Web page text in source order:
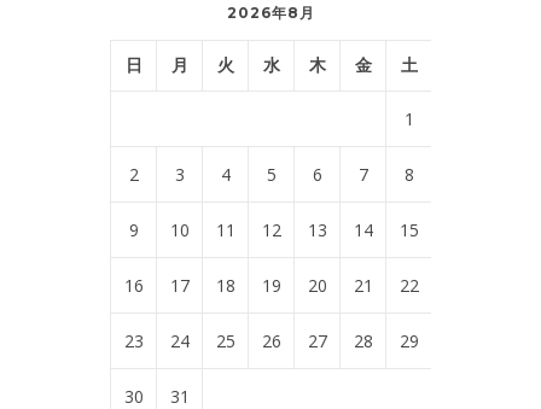
2026年8月
日 月 火 水 木 金 土
1
2 3 4 5 6 7 8
9 10 11 12 13 14 15
16 17 18 19 20 21 22
23 24 25 26 27 28 29
30 31